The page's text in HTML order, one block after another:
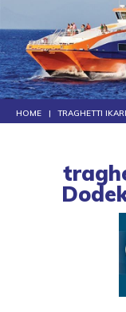
HOME TRAGHETTI